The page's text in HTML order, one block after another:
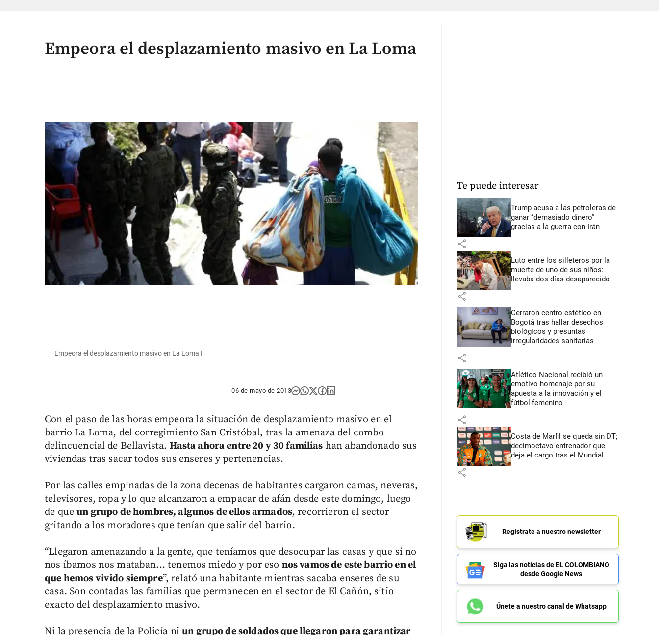
Empeora el desplazamiento masivo en La Loma
Empeora el desplazamiento masivo en La Loma |
06 de mayo de 2013
Con el paso de las horas empeora la situación de desplazamiento masivo en el
barrio La Loma, del corregimiento San Cristóbal, tras la amenaza del combo
delincuencial de Bellavista. Hasta ahora entre 20 y 30 familias han abandonado sus
viviendas tras sacar todos sus enseres y pertenencias.
Por las calles empinadas de la zona decenas de habitantes cargaron camas, neveras,
televisores, ropa y lo que alcanzaron a empacar de afán desde este domingo, luego
de queun grupo de hombres, algunos de ellos armados, recorrieron el sector
gritando a los moradores que tenían que salir del barrio.
“Llegaron amenazando a la gente, que teníamos que desocupar las casas y que si no
nos íbamos nos mataban... tenemos miedo y por eso nos vamos de este barrio en el
que hemos vivido siempre”, relató una habitante mientras sacaba enseres de su
casa. Son contadas las familias que permanecen en el sector de El Cañón, sitio
exacto del desplazamiento masivo.
Ni la presencia de la Policía niun grupo de soldados que llegaron para garantizar
Te puede interesar
Trump acusa a las petroleras de
ganar “demasiado dinero”
gracias a la guerra con Irán
share
Luto entre los silleteros por la
muerte de uno de sus niños:
llevaba dos días desaparecido
share
Cerraron centro estético en
Bogotá tras hallar desechos
biológicos y presuntas
irregularidades sanitarias
share
Atlético Nacional recibió un
emotivo homenaje por su
apuesta a la innovación y el
fútbol femenino
share
Costa de Marfil se queda sin DT;
decimoctavo entrenador que
deja el cargo tras el Mundial
share
Regístrate a nuestro newsletter
Siga las noticias de EL COLOMBIANO
desde Google News
Únete a nuestro canal de Whatsapp